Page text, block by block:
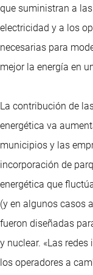
que suministran a
electricidad y a los
necesarias para
mejor la energía en
La contribución de
energética va
municipios y las
incorporación de
energética que
(y en algunos casos
fueron diseñadas
y nuclear. «Las
los operadores a